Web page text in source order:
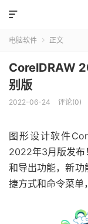

电脑软件  正文
CorelDRAW
别版
2022-06-24 评论(0)
图形设计软件
2022年3月版发布
和导出功能，新功
捷方式和命令菜单